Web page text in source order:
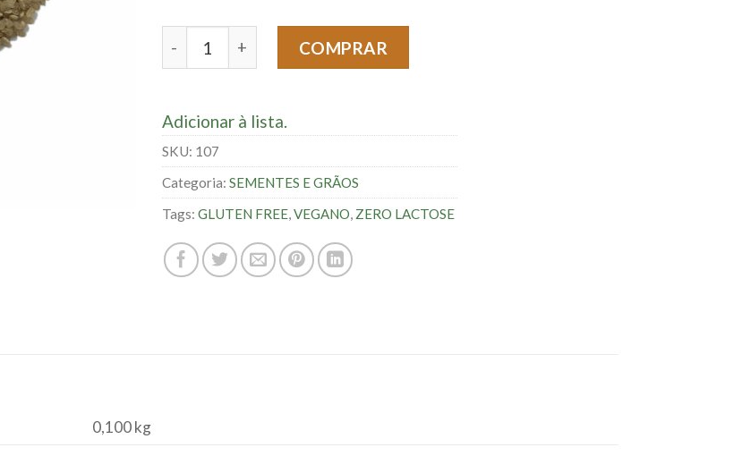
Arroz Cateto - 100g quantidade
COMPRAR
Adicionar à lista.
SKU: 107
Categoria: SEMENTES E GRÃOS
Tags: GLUTEN FREE,VEGANO, ZERO LACTOSE
0,100 kg